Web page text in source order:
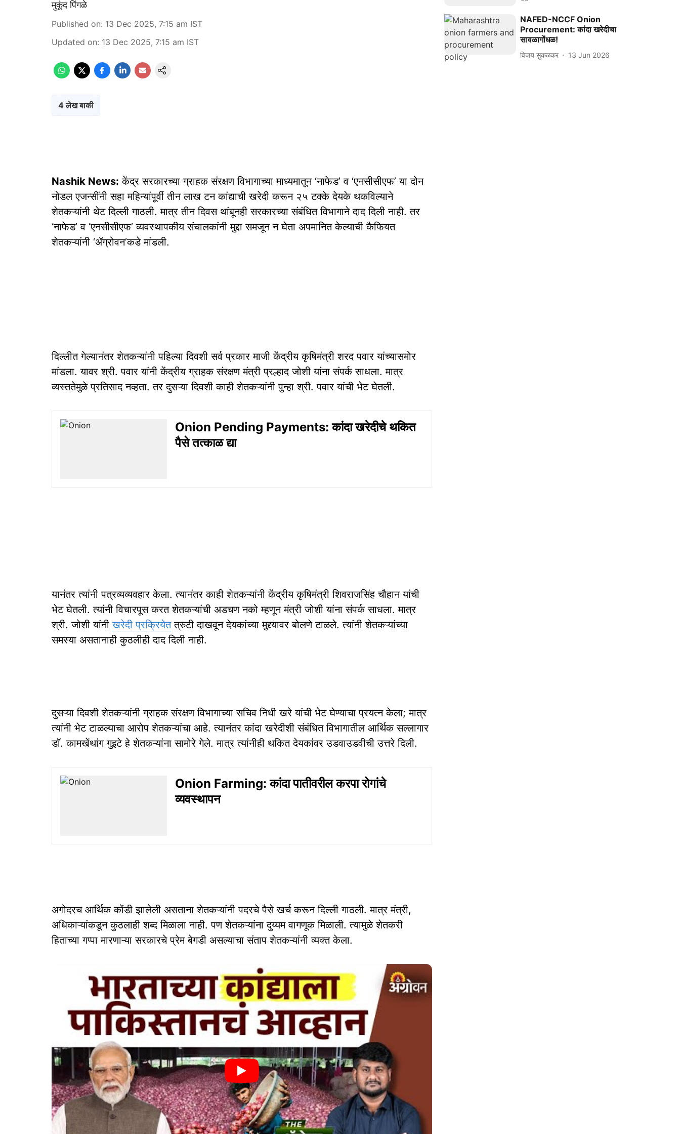
मुकूंद पिंगळे
Published on: 13 Dec 2025, 7:15 am IST
Updated on: 13 Dec 2025, 7:15 am IST
4 लेख बाकी
Nashik News: केंद्र सरकारच्या ग्राहक संरक्षण विभागाच्या माध्यमातून ‘नाफेड’ व ‘एनसीसीएफ’ या दोन
नोडल एजन्सींनी सहा महिन्यांपूर्वी तीन लाख टन कांद्याची खरेदी करून २५ टक्के देयके थकविल्याने
शेतकऱ्यांनी थेट दिल्ली गाठली. मात्र तीन दिवस थांबूनही सरकारच्या संबंधित विभागाने दाद दिली नाही. तर
‘नाफेड’ व ‘एनसीसीएफ’ व्यवस्थापकीय संचालकांनी मुद्दा समजून न घेता अपमानित केल्याची कैफियत
शेतकऱ्यांनी ‘ॲग्रोवन’कडे मांडली.
दिल्लीत गेल्यानंतर शेतकऱ्यांनी पहिल्या दिवशी सर्व प्रकार माजी केंद्रीय कृषिमंत्री शरद पवार यांच्यासमोर
मांडला. यावर श्री. पवार यांनी केंद्रीय ग्राहक संरक्षण मंत्री प्रल्हाद जोशी यांना संपर्क साधला. मात्र
व्यस्ततेमुळे प्रतिसाद नव्हता. तर दुसऱ्या दिवशी काही शेतकऱ्यांनी पुन्हा श्री. पवार यांची भेट घेतली.
Onion Pending Payments: कांदा खरेदीचे थकित
पैसे तत्काळ द्या
यानंतर त्यांनी पत्रव्यव्यवहार केला. त्यानंतर काही शेतकऱ्यांनी केंद्रीय कृषिमंत्री शिवराजसिंह चौहान यांची
भेट घेतली. त्यांनी विचारपूस करत शेतकऱ्यांची अडचण नको म्हणून मंत्री जोशी यांना संपर्क साधला. मात्र
श्री. जोशी यांनीखरेदी प्रक्रियेतत्रुटी दाखवून देयकांच्या मुद्द्यावर बोलणे टाळले. त्यांनी शेतकऱ्यांच्या
समस्या असतानाही कुठलीही दाद दिली नाही.
दुसऱ्या दिवशी शेतकऱ्यांनी ग्राहक संरक्षण विभागाच्या सचिव निधी खरे यांची भेट घेण्याचा प्रयत्न केला; मात्र
त्यांनी भेट टाळल्याचा आरोप शेतकऱ्यांचा आहे. त्यानंतर कांदा खरेदीशी संबंधित विभागातील आर्थिक सल्लागार
डॉ. कामखेंथांग गुइटे हे शेतकऱ्यांना सामोरे गेले. मात्र त्यांनीही थकित देयकांवर उडवाउडवीची उत्तरे दिली.
Onion Farming: कांदा पातीवरील करपा रोगांचे
व्यवस्थापन
अगोदरच आर्थिक कोंडी झालेली असताना शेतकऱ्यांनी पदरचे पैसे खर्च करून दिल्ली गाठली. मात्र मंत्री,
अधिकाऱ्यांकडून कुठलाही शब्द मिळाला नाही. पण शेतकऱ्यांना दुय्यम वागणूक मिळाली. त्यामुळे शेतकरी
हिताच्या गप्पा मारणाऱ्या सरकारचे प्रेम बेगडी असल्याचा संताप शेतकऱ्यांनी व्यक्त केला.
NAFED-NCCF Onion
Procurement: कांदा खरेदीचा
सावळागोंधळ!
विजय सुकळकर 13 Jun 2026